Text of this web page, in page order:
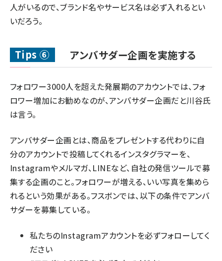
人がいるので、ブランド名やサービス名は必ず入れるとい
いだろう。
Tips ⑥ アンバサダー企画を実施する
フォロワー3000人を超えた発展期のアカウントでは、フォ
ロワー増加にお勧めなのが、アンバサダー企画だと川谷氏
は言う。
アンバサダー企画とは、商品をプレゼントする代わりに自
分のアカウントで投稿してくれるインスタグラマーを、
Instagramやメルマガ、LINEなど、自社の発信ツールで募
集する企画のこと。フォロワーが増える、いい写真を集めら
れるという効果がある。フスボンでは、以下の条件でアンバ
サダーを募集している。
私たちのInstagramアカウントを必ずフォローしてく
ださい